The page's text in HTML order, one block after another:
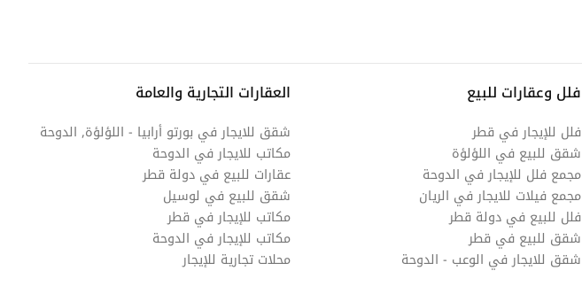
فلل وعقارات للبيع
فلل للإيجار في قطر
شقق للبيع في اللؤلؤة
مجمع فلل للإيجار في الدوحة
مجمع فيلات للايجار في الريان
فلل للبيع في دولة قطر
شقق للبيع في قطر
شقق للايجار في الوعب - الدوحة
العقارات التجارية والعامة
شقق للايجار في بورتو أرابيا - اللؤلؤة, الدوحة
مكاتب للايجار في الدوحة
عقارات للبيع في دولة قطر
شقق للبيع في لوسيل
مكاتب للإيجار في قطر
مكاتب للإيجار في الدوحة
محلات تجارية للإيجار